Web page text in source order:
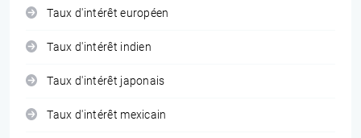
Taux d'intérêt européen
Taux d'intérêt indien
Taux d'intérêt japonais
Taux d'intérêt mexicain